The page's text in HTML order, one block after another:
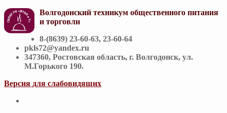
Волгодонский техникум общественного питания
и торговли
8-(8639) 23-60-63, 23-60-64
pkls72@yandex.ru
347360, Ростовская область, г. Волгодонск, ул.
М.Горького 190.
Версия для слабовидящих